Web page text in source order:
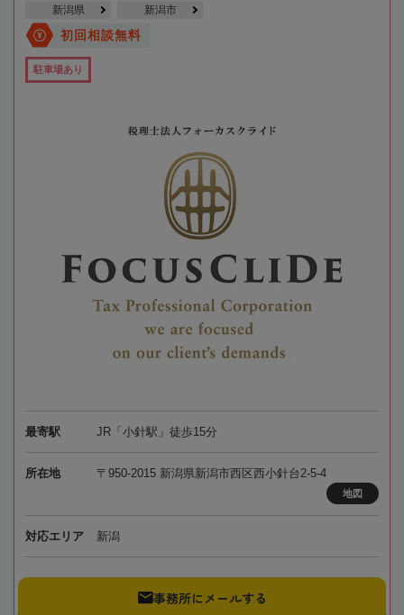
新潟県 新潟市
初回相談無料
駐車場あり
最寄駅 JR「小針駅」徒歩15分
所在地 〒950-2015 新潟県新潟市西区西小針台2-5-4
地図
対応エリア 新潟
事務所にメールする